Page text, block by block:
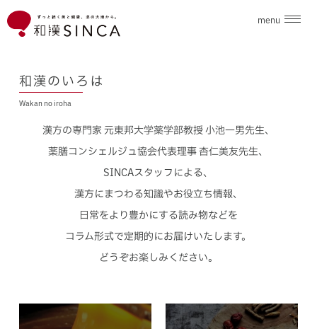
menu
ブランド
こだわり素材
和漢のいろは
Wakan no iroha
漢方の専門家 元東邦大学薬学部教授 小池一男先生、
薬膳コンシェルジュ協会代表理事 杏仁美友先生、
SINCAスタッフによる、
漢方にまつわる知識やお役立ち情報、
日常をより豊かにする読み物などを
コラム形式で定期的にお届けいたします。
どうぞお楽しみください。